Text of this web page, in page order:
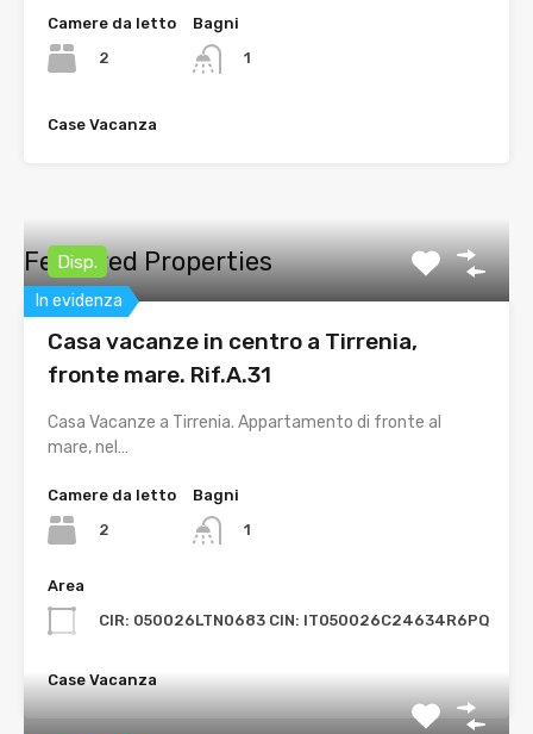
Camere da letto
2
Bagni
1
Case Vacanza
Featured Properties
In evidenza
Disp.
Casa vacanze in centro a Tirrenia,
fronte mare. Rif.A.31
Casa Vacanze a Tirrenia. Appartamento di fronte al
mare, nel…
Camere da letto
2
Bagni
1
Area
CIR: 050026LTN0683 CIN: IT050026C24634R6PQ
Case Vacanza